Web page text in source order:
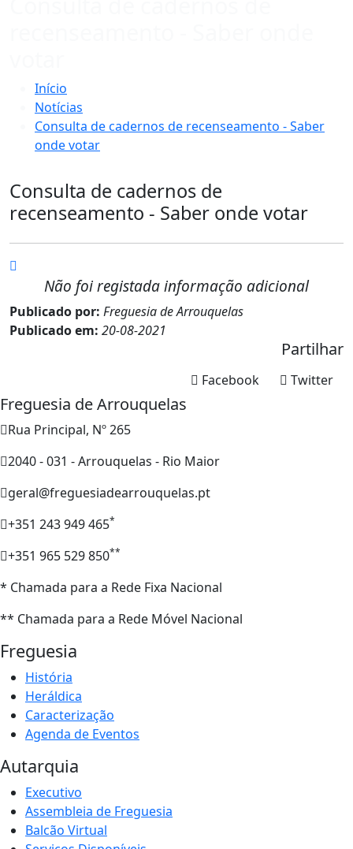
Início
Notícias
Consulta de cadernos de recenseamento - Saber
onde votar
Consulta de cadernos de
recenseamento - Saber onde votar
Não foi registada informação adicional
Publicado por: Freguesia de Arrouquelas
Publicado em: 20-08-2021
Partilhar
Twitter
Facebook
Freguesia de Arrouquelas
Rua Principal, Nº 265
2040 - 031 - Arrouquelas - Rio Maior
geral@freguesiadearrouquelas.pt
+351 243 949 465*
+351 965 529 850**
* Chamada para a Rede Fixa Nacional
** Chamada para a Rede Móvel Nacional
Freguesia
História
Heráldica
Caracterização
Agenda de Eventos
Autarquia
Executivo
Assembleia de Freguesia
Balcão Virtual